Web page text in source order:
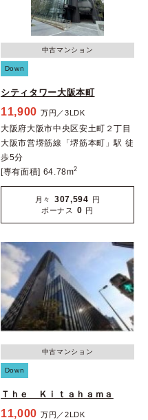
中古マンション
Down
シティタワー大阪本町
11,900 万円／3LDK
大阪府大阪市中央区安土町２丁目
大阪市営堺筋線「堺筋本町」駅 徒
歩5分
[専有面積] 64.78m2
月々 307,594 円
ボーナス
0 円
中古マンション
Down
Ｔｈｅ Ｋｉｔａｈａｍａ
11,000 万円／2LDK